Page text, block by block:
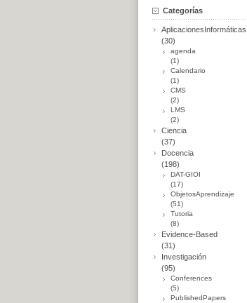
Categorías
AplicacionesInformáticas
(30)
agenda
(1)
Calendario
(1)
CMS
(2)
LMS
(2)
Ciencia
(37)
Docencia
(198)
DAT-GIOI
(17)
ObjetosAprendizaje
(51)
Tutoria
(8)
Evidence-Based
(31)
Investigación
(95)
Conferences
(5)
PublishedPapers